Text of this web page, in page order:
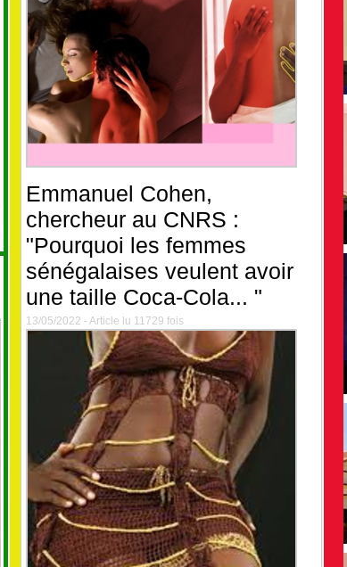
Emmanuel Cohen,
chercheur au CNRS :
"Pourquoi les femmes
sénégalaises veulent avoir
une taille Coca-Cola... "
13/05/2022 - Article lu 11729 fois